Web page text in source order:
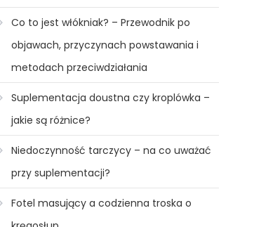
Co to jest włókniak? – Przewodnik po
objawach, przyczynach powstawania i
metodach przeciwdziałania
Suplementacja doustna czy kroplówka –
jakie są różnice?
Niedoczynność tarczycy – na co uważać
przy suplementacji?
Fotel masujący a codzienna troska o